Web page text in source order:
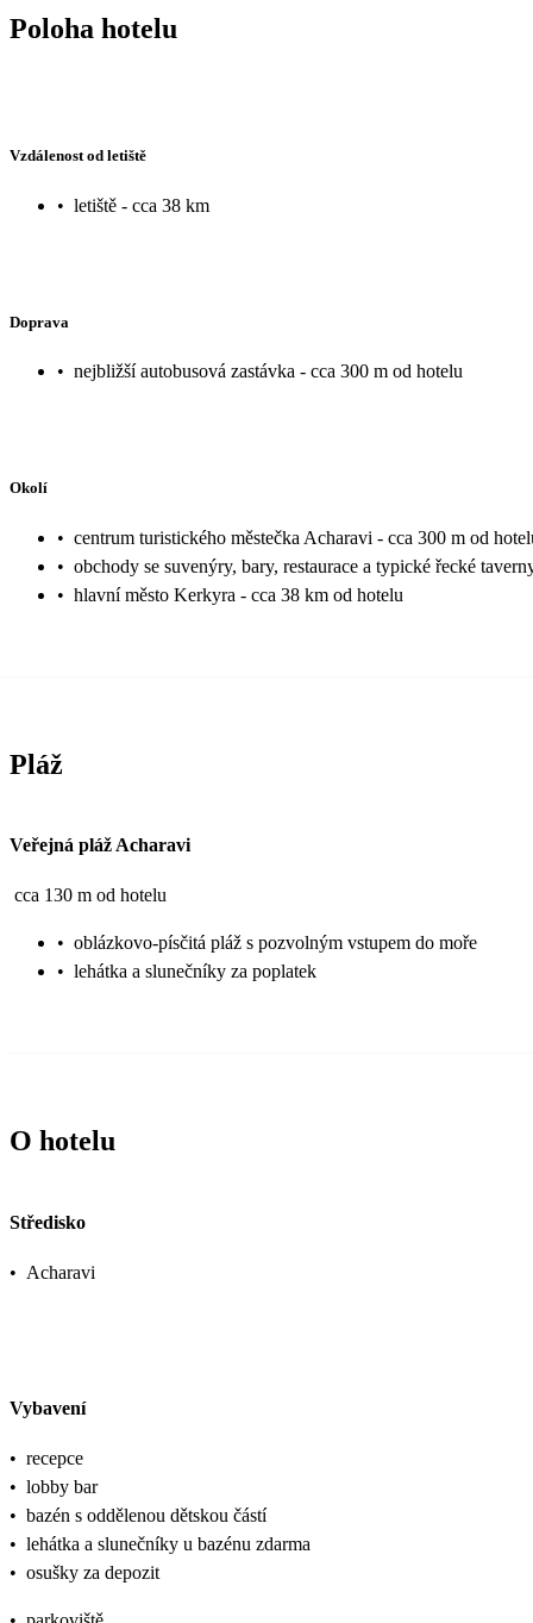
Poloha hotelu
Vzdálenost od letiště
• letiště - cca 38 km
Doprava
• nejbližší autobusová zastávka - cca 300 m od hotelu
Okolí
• centrum turistického městečka Acharavi - cca 300 m od
• obchody se suvenýry, bary, restaurace a typické řecké
• hlavní město Kerkyra - cca 38 km od hotelu
Pláž
Veřejná pláž Acharavi
cca 130 m od hotelu
• oblázkovo-písčitá pláž s pozvolným vstupem do moře
• lehátka a slunečníky za poplatek
O hotelu
Středisko
• Acharavi
Vybavení
• recepce
• lobby bar
• bazén s oddělenou dětskou částí
• lehátka a slunečníky u bazénu zdarma
• osušky za depozit